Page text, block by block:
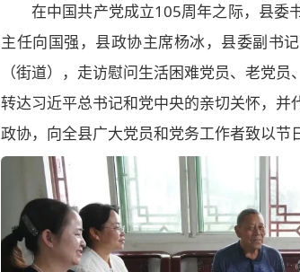
在中国共产党成立105周年之际，县委
主任向国强，县政协主席杨冰，县委副书
（街道），走访慰问生活困难党员、老党员
转达习近平总书记和党中央的亲切关怀，
政协，向全县广大党员和党务工作者致以节